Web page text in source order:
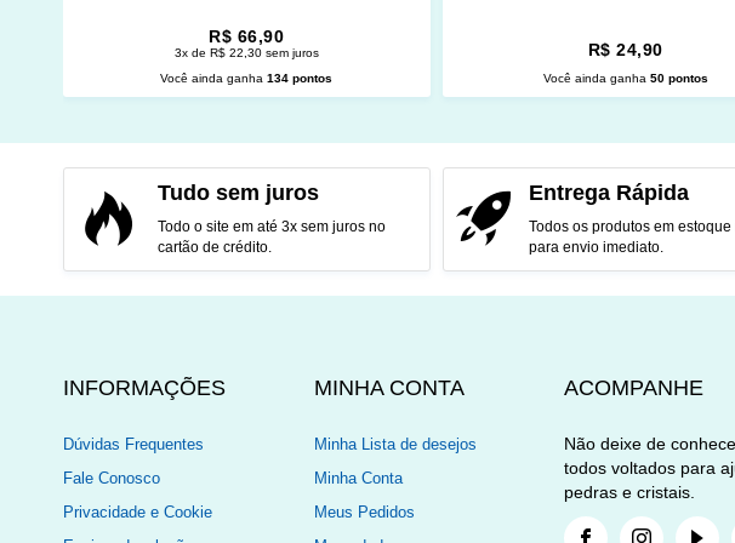
R$ 66,90
3x de R$ 22,30 sem juros
Você ainda ganha134 pontos
R$ 24,90
Você ainda ganha 50 pontos
Tudo sem juros
Todo o site em até 3x sem juros no
cartão de crédito.
Entrega Rápida
Todos os produtos em estoque
para envio imediato.
INFORMAÇÕES
Dúvidas Frequentes
Fale Conosco
Privacidade e Cookie
MINHA CONTA
Minha Lista de desejos
Minha Conta
Meus Pedidos
ACOMPANHE
Não deixe de
todos voltados para
pedras e cristais.
FacebookInstagram